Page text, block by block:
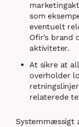
som
eventuelt
Ofir’s brand
aktiviteter.
At sikre at
overholder
relaterede
Systemmæssigt